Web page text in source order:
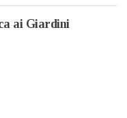
ai Giardini